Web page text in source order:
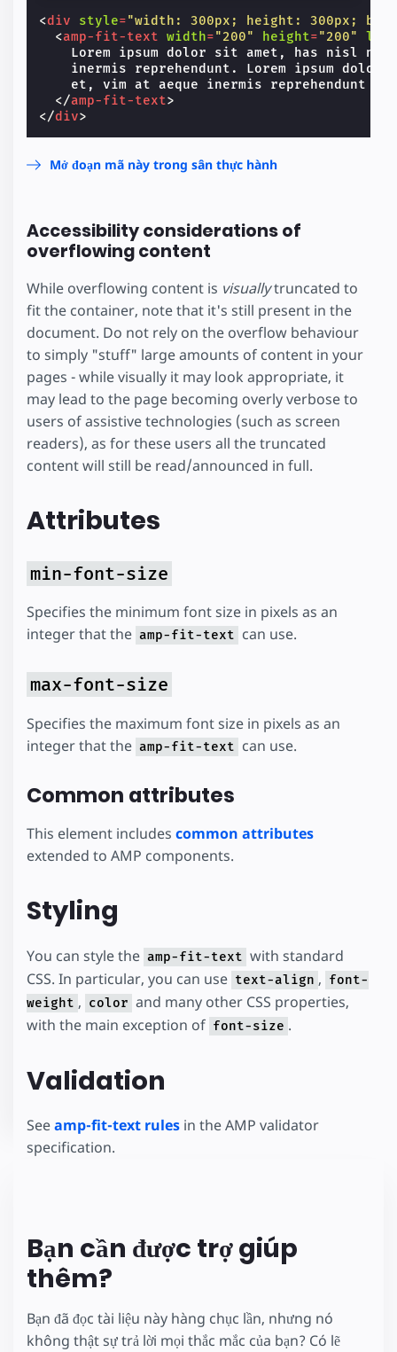
Lorem ipsum
dolor sit amet,
has nisl nihil
convenire et,
vim at aeque
inermis
reprehendunt
<div style="width: 300px; height: 300px;
<amp-fit-text width="200" height="200"
Lorem ipsum dolor sit amet, has nisl
inermis reprehendunt. Lorem ipsum dolor
    et, vim at aeque inermis reprehendunt
</amp-fit-text>
</div>
Mở đoạn mã này trong sân thực hành
Accessibility considerations of
overflowing content
While overflowing content is visuallytruncated to
fit the container, note that it's still present in the
document. Do not rely on the overflow behaviour
to simply "stuff" large amounts of content in your
pages - while visually it may look appropriate, it
may lead to the page becoming overly verbose to
users of assistive technologies (such as screen
readers), as for these users all the truncated
content will still be read/announced in full.
Attributes
min-font-size
Specifies the minimum font size in pixels as an
integer that the amp-fit-text can use.
max-font-size
Specifies the maximum font size in pixels as an
integer that the amp-fit-text can use.
Common attributes
This element includes common attributes
extended to AMP components.
Styling
You can style the amp-fit-text with standard
CSS. In particular, you can use text-align , font-
weight , color and many other CSS properties,
with the main exception of font-size .
Validation
Seeamp-fit-text rules in the AMP validator
specification.
Bạn cần được trợ giúp
thêm?
Bạn đã đọc tài liệu này hàng chục lần, nhưng nó
không thật sự trả lời mọi thắc mắc của bạn? Có lẽ